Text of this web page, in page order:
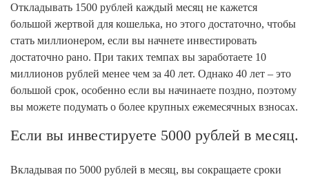
Откладывать 1500 рублей каждый месяц не кажется
большой жертвой для кошелька, но этого достаточно, чтобы
стать миллионером, если вы начнете инвестировать
достаточно рано. При таких темпах вы заработаете 10
миллионов рублей менее чем за 40 лет. Однако 40 лет – это
большой срок, особенно если вы начинаете поздно, поэтому
вы можете подумать о более крупных ежемесячных взносах.
Если вы инвестируете 5000 рублей в месяц.
Вкладывая по 5000 рублей в месяц, вы сокращаете сроки